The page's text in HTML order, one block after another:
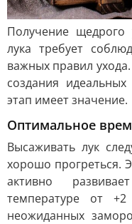
Получение щедрого
лука требует
важных правил
создания
этап имеет значение.
Оптимальное
Высаживать лук
хорошо прогреться.
активно
температуре от
неожиданных